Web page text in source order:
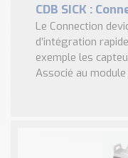
CDB SICK :
Le Connection
d’intégration
exemple les
Associé au